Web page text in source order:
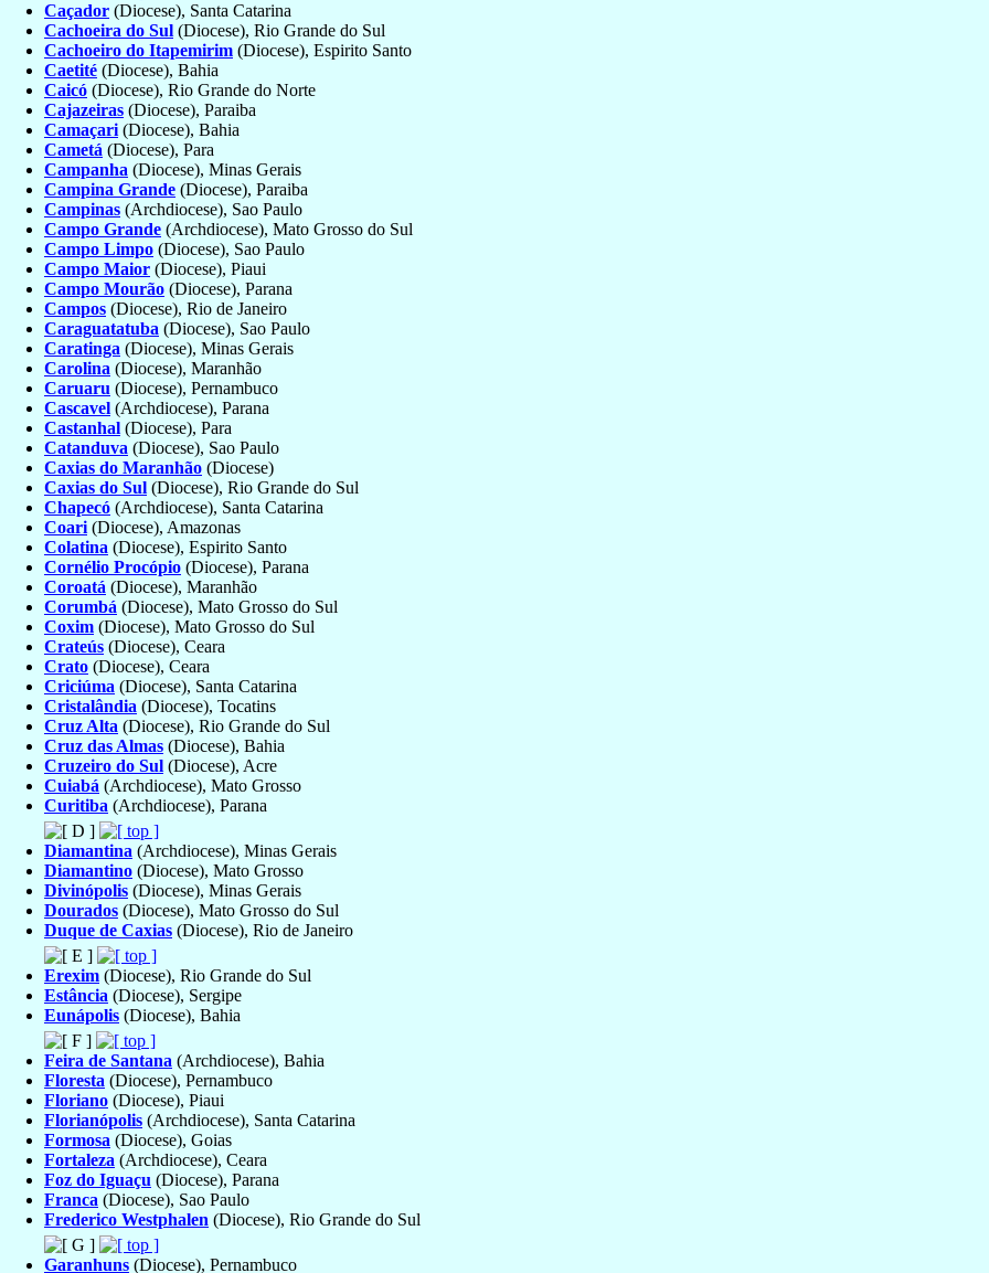
Caçador (Diocese), Santa Catarina
Cachoeira do Sul (Diocese), Rio Grande do Sul
Cachoeiro do Itapemirim (Diocese), Espirito Santo
Caetité (Diocese), Bahia
Caicó (Diocese), Rio Grande do Norte
Cajazeiras (Diocese), Paraiba
Camaçari (Diocese), Bahia
Cametá (Diocese), Para
Campanha (Diocese), Minas Gerais
Campina Grande (Diocese), Paraiba
Campinas (Archdiocese), Sao Paulo
Campo Grande (Archdiocese), Mato Grosso do Sul
Campo Limpo (Diocese), Sao Paulo
Campo Maior (Diocese), Piaui
Campo Mourão (Diocese), Parana
Campos (Diocese), Rio de Janeiro
Caraguatatuba (Diocese), Sao Paulo
Caratinga (Diocese), Minas Gerais
Carolina (Diocese), Maranhão
Caruaru (Diocese), Pernambuco
Cascavel (Archdiocese), Parana
Castanhal (Diocese), Para
Catanduva (Diocese), Sao Paulo
Caxias do Maranhão (Diocese)
Caxias do Sul (Diocese), Rio Grande do Sul
Chapecó (Archdiocese), Santa Catarina
Coari (Diocese), Amazonas
Colatina (Diocese), Espirito Santo
Cornélio Procópio (Diocese), Parana
Coroatá (Diocese), Maranhão
Corumbá (Diocese), Mato Grosso do Sul
Coxim (Diocese), Mato Grosso do Sul
Crateús (Diocese), Ceara
Crato (Diocese), Ceara
Criciúma (Diocese), Santa Catarina
Cristalândia (Diocese), Tocatins
Cruz Alta (Diocese), Rio Grande do Sul
Cruz das Almas (Diocese), Bahia
Cruzeiro do Sul (Diocese), Acre
Cuiabá (Archdiocese), Mato Grosso
Curitiba (Archdiocese), Parana
Diamantina (Archdiocese), Minas Gerais
Diamantino (Diocese), Mato Grosso
Divinópolis (Diocese), Minas Gerais
Dourados (Diocese), Mato Grosso do Sul
Duque de Caxias (Diocese), Rio de Janeiro
Erexim (Diocese), Rio Grande do Sul
Estância (Diocese), Sergipe
Eunápolis (Diocese), Bahia
Feira de Santana (Archdiocese), Bahia
Floresta (Diocese), Pernambuco
Floriano (Diocese), Piaui
Florianópolis (Archdiocese), Santa Catarina
Formosa (Diocese), Goias
Fortaleza (Archdiocese), Ceara
Foz do Iguaçu (Diocese), Parana
Franca (Diocese), Sao Paulo
Frederico Westphalen (Diocese), Rio Grande do Sul
Garanhuns (Diocese), Pernambuco